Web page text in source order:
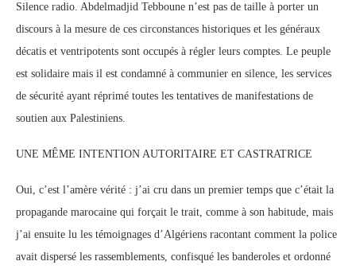
Silence radio. Abdelmadjid Tebboune n’est pas de taille à porter un
discours à la mesure de ces circonstances historiques et les généraux
décatis et ventripotents sont occupés à régler leurs comptes. Le peuple
est solidaire mais il est condamné à communier en silence, les services
de sécurité ayant réprimé toutes les tentatives de manifestations de
soutien aux Palestiniens.
UNE MÊME INTENTION AUTORITAIRE ET CASTRATRICE
Oui, c’est l’amère vérité : j’ai cru dans un premier temps que c’était la
propagande marocaine qui forçait le trait, comme à son habitude, mais
j’ai ensuite lu les témoignages d’Algériens racontant comment la police
avait dispersé les rassemblements, confisqué les banderoles et ordonné